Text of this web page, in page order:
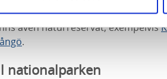
även naturreservat, exempelvis
.
nationalparken